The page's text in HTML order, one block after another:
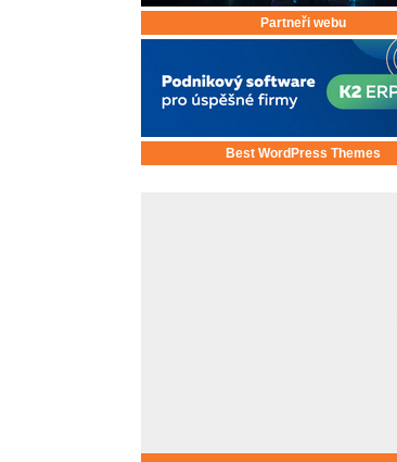
Partneři webu
Best WordPress Themes